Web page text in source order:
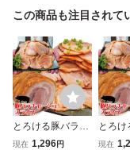
この商品も注目されて
とろける豚バラ焼
豚煮込みチャーシ
現在 1,296円
とろけ
豚煮込
現在